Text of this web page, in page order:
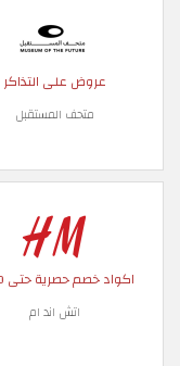
عروض على التذاكر
متحف المستقبل
اكواد خصم حصرية حتى 10%
اتش اند ام